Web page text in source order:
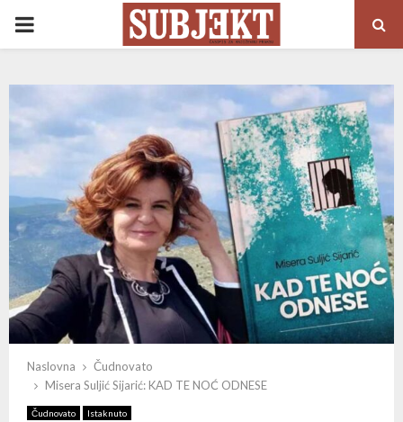
PRIMARY
Naslovna
Čudnovato
Misera Suljić Sijarić: KAD TE NOĆ ODNESE
Čudnovato Istaknuto